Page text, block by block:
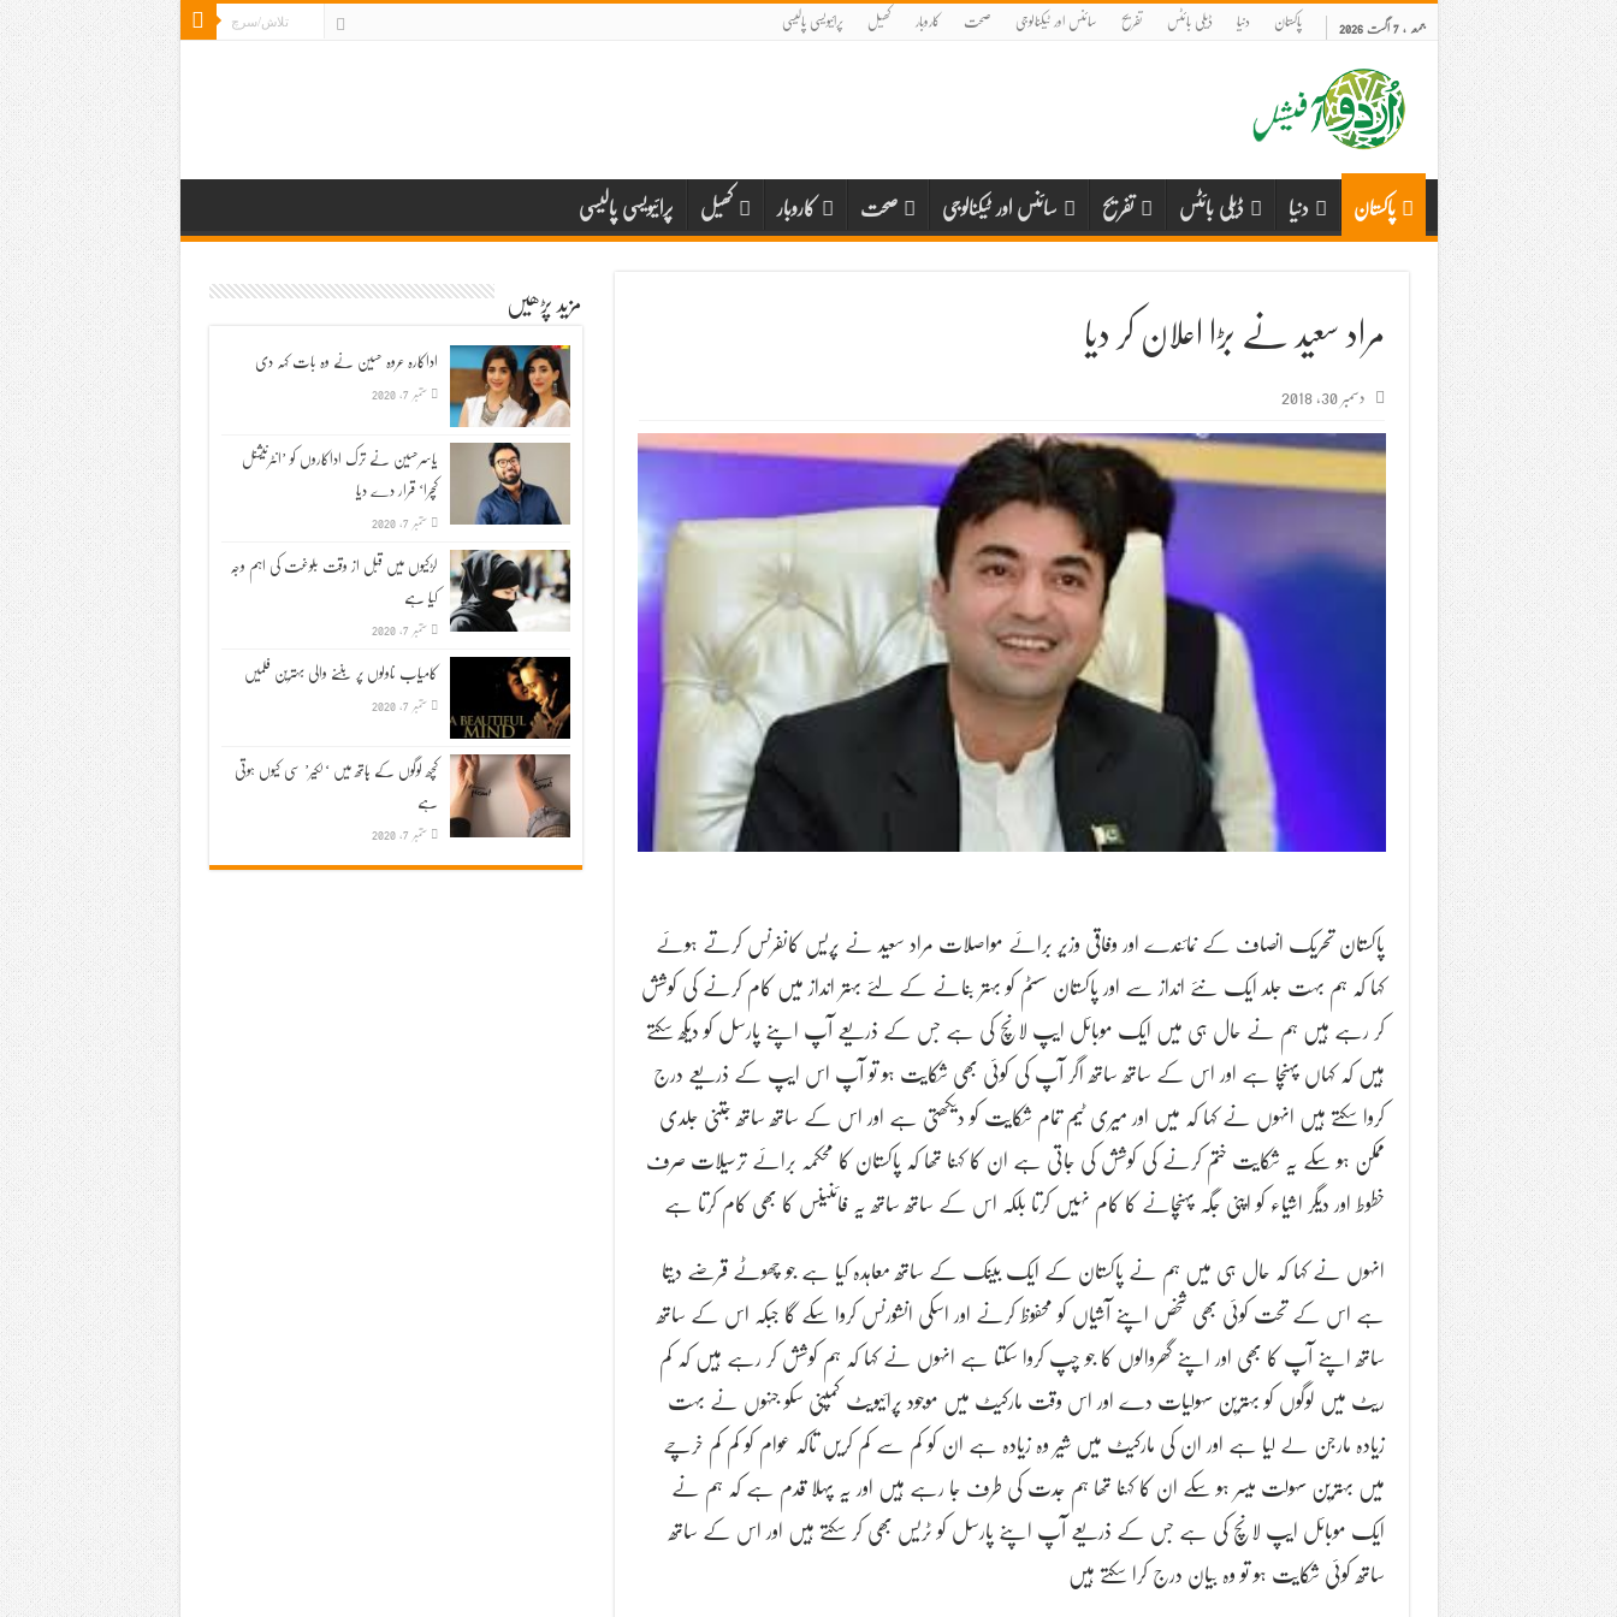
جمعہ , 7 اگست 2026 پاکستان دنیا ڈیلی بائٹس تفریح سائنس اور ٹیکنالوجی صحت کاروبار کھیل پرائیویسی پالیسی
پاکستان دنیا ڈیلی بائٹس تفریح سائنس اور ٹیکنالوجی صحت کاروبار کھیل پرائیویسی پالیسی
مراد سعید نے بڑا اعلان کر دیا
دسمبر 30, 2018
پاکستان تحریک انصاف کے نمائندے اور وفاقی وزیر برائے مواصلات مراد سعید نے پریس کانفرنس کرتے ہوئے
کہا کہ ہم بہت جلد ایک نئے انداز سے اور پاکستان سسٹم کو بہتر بنانے کے لئے بہتر انداز میں کام کرنے کی کوشش
کر رہے ہیں ہم نے حال ہی میں ایک موبائل ایپ لانچ کی ہے جس کے ذریعے آپ اپنے پارسل کو دیکھ سکتے
ہیں کہ کہاں پہنچا ہے اور اس کے ساتھ ساتھ اگر آپ کی کوئی بھی شکایت ہو تو آپ اس ایپ کے ذریعے درج
کروا سکتے ہیں انہوں نے کہا کہ میں اور میری ٹیم تمام شکایت کو دیکھتی ہے اور اس کے ساتھ ساتھ جتنی جلدی
ممکن ہو سکے یہ شکایت ختم کرنے کی کوشش کی جاتی ہے ان کا کہنا تھا کہ پاکستان کا محکمہ برائے ترسیلات صرف
خطوط اور دیگر اشیاء کو اپنی جگہ پہنچانے کا کام نہیں کرتا بلکہ اس کے ساتھ ساتھ یہ فائنینس کا بھی کام کرتا ہے
انہوں نے کہا کہ حال ہی میں ہم نے پاکستان کے ایک بینک کے ساتھ معاہدہ کیا ہے جو چھوٹے قرضے دیتا
ہے اس کے تحت کوئی بھی شخص اپنے آشیاں کو محفوظ کرنے اور اسکی انشورنس کروا سکے گا جبکہ اس کے ساتھ
ساتھ اپنے آپ کا بھی اور اپنے گھروالوں کا جو چپ کروا سکتا ہے انہوں نے کہا کہ ہم کوشش کر رہے ہیں کہ کم
ریٹ میں لوگوں کو بہترین سہولیات دے اور اس وقت مارکیٹ میں موجود پرائیویٹ کمپنی سکو جنہوں نے بہت
زیادہ مارجن لے لیا ہے اور ان کی مارکیٹ میں شیر وہ زیادہ ہے ان کو کم سے کم کریں تاکہ عوام کو کم کم خرچے
میں بہترین سہولت میسر ہو سکے ان کا کہنا تھا ہم جدت کی طرف جا رہے ہیں اور یہ پہلا قدم ہے کہ ہم نے
ایک موبائل ایپ لانچ کی ہے جس کے ذریعے آپ اپنے پارسل کو ٹریس بھی کر سکتے ہیں اور اس کے ساتھ
ساتھ کوئی شکایت ہو تو وہ بیان درج کرا سکتے ہیں
مزید پڑھیں
اداکارہ عروہ حسین نے وہ بات کہہ دی
ستمبر 7, 2020
یاسرحسین نے ترک اداکاروں کو ’انٹرنیشنل
کچرا‘ قرار دے دیا
ستمبر 7, 2020
لڑکیوں میں قبل از وقت بلوغت کی اہم وجہ
کیا ہے
ستمبر 7, 2020
کامیاب ناولوں پر بننے والی بہترین فلمیں
ستمبر 7, 2020
کچھ لوگوں کے ہاتھ میں ‘لکیر’ سی کیوں ہوتی
ہے
ستمبر 7, 2020